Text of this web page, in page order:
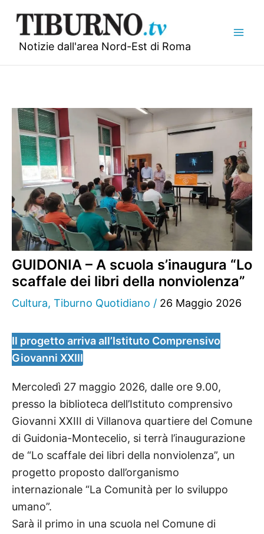
contenuto
Notizie dall'area Nord-Est di Roma
GUIDONIA – A scuola s’inaugura “Lo
scaffale dei libri della nonviolenza”
Cultura, Tiburno Quotidiano / 26 Maggio 2026
Il progetto arriva all’Istituto Comprensivo
Giovanni XXIII
Mercoledì 27 maggio 2026, dalle ore 9.00,
presso la biblioteca dell’Istituto comprensivo
Giovanni XXIII di Villanova quartiere del Comune
di Guidonia-Montecelio, si terrà l’inaugurazione
de “Lo scaffale dei libri della nonviolenza”, un
progetto proposto dall’organismo
internazionale “La Comunità per lo sviluppo
umano”.
Sarà il primo in una scuola nel Comune di